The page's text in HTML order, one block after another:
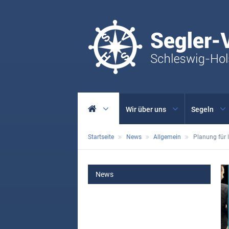
Wir über uns Segeln
Startseite News Allgemein Planung für
MAIN
News